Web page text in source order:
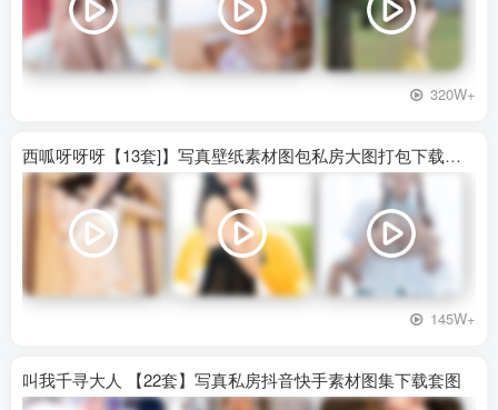
320W+
西呱呀呀呀【13套]】写真壁纸素材图包私房大图打包下载百度网盘
145W+
叫我千寻大人 【22套】写真私房抖音快手素材图集下载套图